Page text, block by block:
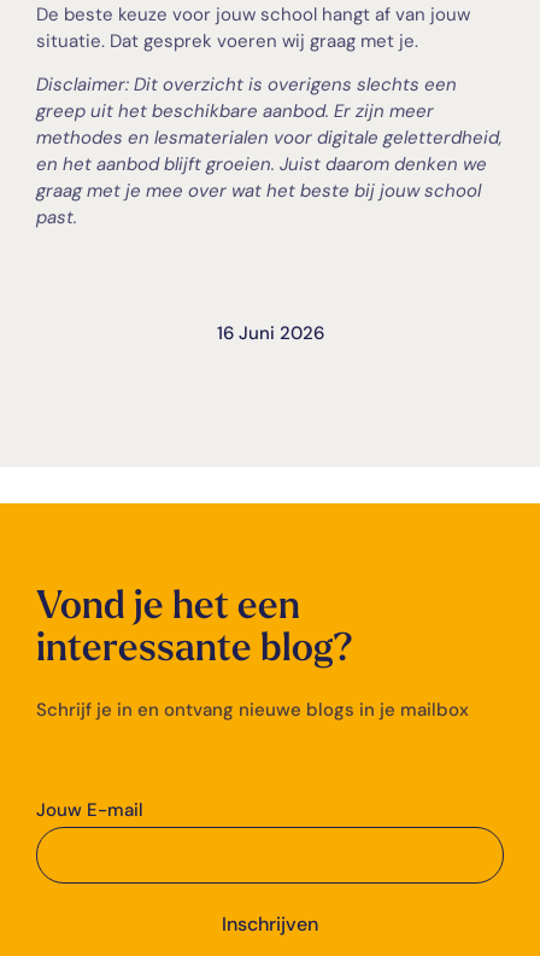
De beste keuze voor jouw school hangt af van jouw
situatie. Dat gesprek voeren wij graag met je.
Disclaimer: Dit overzicht is overigens slechts een
greep uit het beschikbare aanbod. Er zijn meer
methodes en lesmaterialen voor digitale geletterdheid,
en het aanbod blijft groeien. Juist daarom denken we
graag met je mee over wat het beste bij jouw school
past.
16 Juni 2026
Vond je het een
interessante blog?
Schrijf je in en ontvang nieuwe blogs in je mailbox
Jouw E-mail
Inschrijven